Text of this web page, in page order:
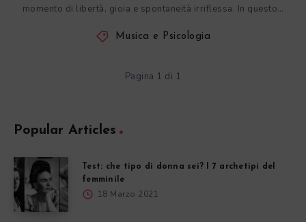
momento di libertà, gioia e spontaneità irriflessa. In questo…
Musica e Psicologia
Pagina 1 di 1
Popular Articles
Test: che tipo di donna sei? I 7 archetipi del
femminile
18 Marzo 2021